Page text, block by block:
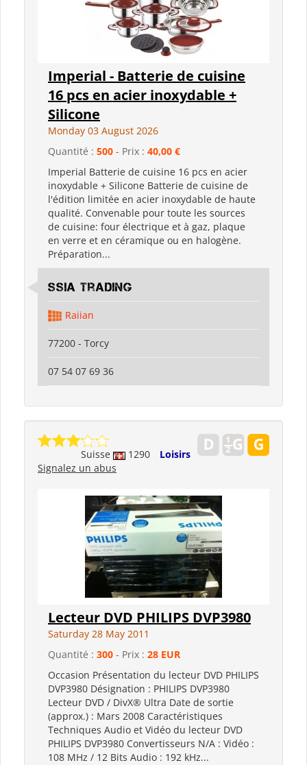
Imperial - Batterie de cuisine
16 pcs en acier inoxydable +
Silicone
Monday 03 August 2026
Quantité : 500 - Prix : 40,00 €
Imperial Batterie de cuisine 16 pcs en acier
inoxydable + Silicone Batterie de cuisine de
l'édition limitée en acier inoxydable de haute
qualité. Convenable pour toute les sources
de cuisine: four électrique et à gaz, plaque
en verre et en céramique ou en halogène.
Préparation...
SSIA Trading
Raiian
77200 - Torcy
07 54 07 69 36
Suisse 1290
Loisirs
Signalez un abus
Lecteur DVD PHILIPS DVP3980
Saturday 28 May 2011
Quantité : 300 - Prix : 28 EUR
Occasion Présentation du lecteur DVD PHILIPS
DVP3980 Désignation : PHILIPS DVP3980
Lecteur DVD / DivX® Ultra Date de sortie
(approx.) : Mars 2008 Caractéristiques
Techniques Audio et Vidéo du lecteur DVD
PHILIPS DVP3980 Convertisseurs N/A : Vidéo :
108 MHz / 12 Bits Audio : 192 kHz...